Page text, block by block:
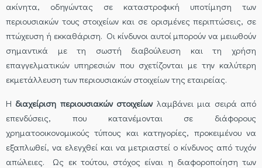
ακίνητα, οδηγώντας σε καταστροφική υποτίμηση των
περιουσιακών τους στοιχείων και σε ορισμένες περιπτώσεις, σε
πτώχευση ή εκκαθάριση. Οι κίνδυνοι αυτοί μπορούν να μειωθούν
σημαντικά με τη σωστή διαβούλευση και τη χρήση
επαγγελματικών υπηρεσιών που σχετίζονται με την καλύτερη
εκμετάλλευση των περιουσιακών στοιχείων της εταιρείας.
Η διαχείριση περιουσιακών στοιχείωνλαμβάνει μια σειρά από
επενδύσεις, που κατανέμονται σε διάφορους
χρηματοοικονομικούς τύπους και κατηγορίες, προκειμένου να
εξαπλωθεί, να ελεγχθεί και να μετριαστεί ο κίνδυνος από τυχόν
απώλειες. Ως εκ τούτου, στόχος είναι η διαφοροποίηση των